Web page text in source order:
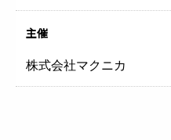
主催
株式会社マクニカ